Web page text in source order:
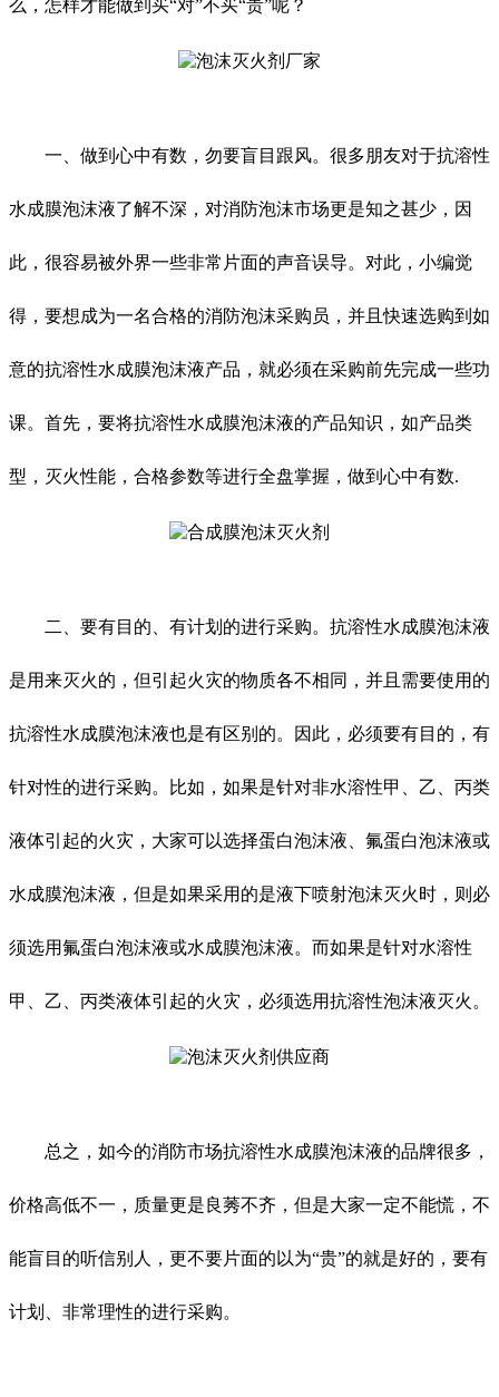
么，怎样才能做到买“对”不买“贵”呢？
一、做到心中有数，勿要盲目跟风。很多朋友对于抗溶性
水成膜泡沫液了解不深，对消防泡沫市场更是知之甚少，因
此，很容易被外界一些非常片面的声音误导。对此，小编觉
得，要想成为一名合格的消防泡沫采购员，并且快速选购到如
意的抗溶性水成膜泡沫液产品，就必须在采购前先完成一些功
课。首先，要将抗溶性水成膜泡沫液的产品知识，如产品类
型，灭火性能，合格参数等进行全盘掌握，做到心中有数.
二、要有目的、有计划的进行采购。抗溶性水成膜泡沫液
是用来灭火的，但引起火灾的物质各不相同，并且需要使用的
抗溶性水成膜泡沫液也是有区别的。因此，必须要有目的，有
针对性的进行采购。比如，如果是针对非水溶性甲、乙、丙类
液体引起的火灾，大家可以选择蛋白泡沫液、氟蛋白泡沫液或
水成膜泡沫液，但是如果采用的是液下喷射泡沫灭火时，则必
须选用氟蛋白泡沫液或水成膜泡沫液。而如果是针对水溶性
甲、乙、丙类液体引起的火灾，必须选用抗溶性泡沫液灭火。
总之，如今的消防市场抗溶性水成膜泡沫液的品牌很多，
价格高低不一，质量更是良莠不齐，但是大家一定不能慌，不
能盲目的听信别人，更不要片面的以为“贵”的就是好的，要有
计划、非常理性的进行采购。